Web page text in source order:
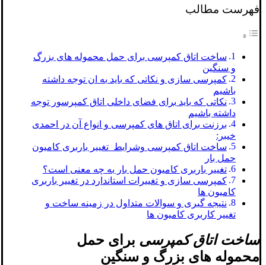
فهرست مطالب
ساخت اتاق کمپرسی برای حمل محموله های بزرگ
و سنگین
کمپرسی سازی و نکاتی که باید به ان توجه داشته
باشیم
نکاتی که باید برای فضای داخلی اتاق کمپرسور توجه
داشته باشیم
برزنت برای اتاق های کمپرسی و انواع آن در احمدی
خیبر:
ساخت اتاق کمپرسی وشرایط تغییر باربری کامیون
حمل بار
تغییر باربری کامیون حمل بار به چه معنی است؟
کمپرسی سازی و تغییرات استاندارد در تغییر باربری
کامیون ها
نتیجه گیری و سوالات متداول در زمینه ساخت و
تغییر کاربری کامیون ها
ساخت اتاق کمپرسی برای حمل
محموله های بزرگ و سنگین